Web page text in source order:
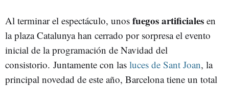
Al terminar el espectáculo, unos fuegos artificiales en
la plaza Catalunya han cerrado por sorpresa el evento
inicial de la programación de Navidad del
consistorio. Juntamente con las luces de Sant Joan, la
principal novedad de este año, Barcelona tiene un total